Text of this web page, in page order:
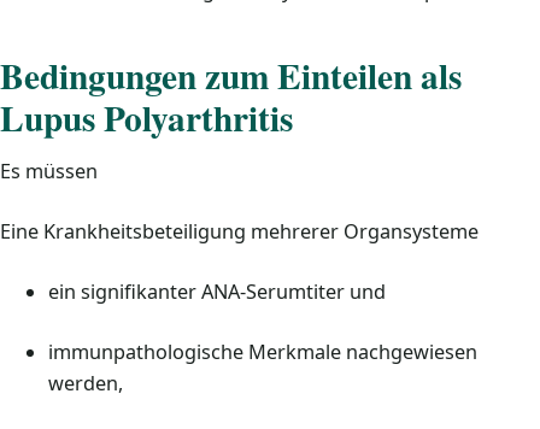
Bedingungen zum Einteilen als
Lupus Polyarthritis
Es müssen
Eine Krankheitsbeteiligung mehrerer Organsysteme
ein signifikanter ANA-Serumtiter und
immunpathologische Merkmale nachgewiesen
werden,